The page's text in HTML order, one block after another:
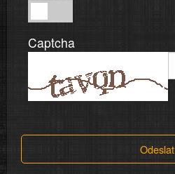
v
dobré
informace
v
Captcha
Odeslat